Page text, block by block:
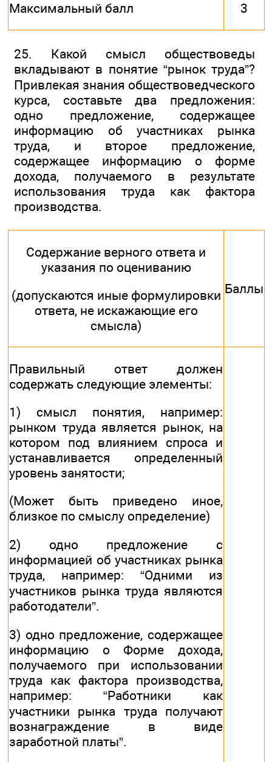
Максимальный балл 3
25. Какой смысл обществоведы
вкладывают в понятие “рынок труда”?
Привлекая знания обществоведческого
курса, составьте два предложения:
одно предложение, содержащее
информацию об участниках рынка
труда, и второе предложение,
содержащее информацию о форме
дохода, получаемого в результате
использования труда как фактора
производства.
Содержание верного ответа и
указания по оцениванию
(допускаются иные формулировки
ответа, не искажающие его
смысла)
Баллы
Правильный ответ должен
содержать следующие элементы:
1) смысл понятия, например:
рынком труда является рынок, на
котором под влиянием спроса и
устанавливается определенный
уровень занятости;
(Может быть приведено иное,
близкое по смыслу определение)
2) одно предложение с
информацией об участниках рынка
труда, например: “Одними из
участников рынка труда являются
работодатели”.
3) одно предложение, содержащее
информацию о Форме дохода,
получаемого при использовании
труда как фактора производства,
например: “Работники как
участники рынка труда получают
вознаграждение в виде
заработной платы”.